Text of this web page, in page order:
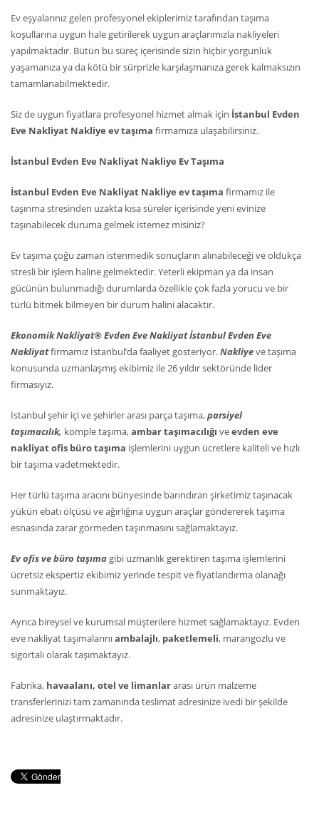
Ev eşyalarınız gelen profesyonel ekiplerimiz tarafından taşıma
koşullarına uygun hale getirilerek uygun araçlarımızla nakliyeleri
yapılmaktadır. Bütün bu süreç içerisinde sizin hiçbir yorgunluk
yaşamanıza ya da kötü bir sürprizle karşılaşmanıza gerek kalmaksızın
tamamlanabilmektedir.
Siz de uygun fiyatlara profesyonel hizmet almak için İstanbul Evden
Eve Nakliyat Nakliye ev taşıma firmamıza ulaşabilirsiniz.
İstanbul Evden Eve Nakliyat Nakliye Ev Taşıma
İstanbul Evden Eve Nakliyat Nakliye ev taşıma firmamız ile
taşınma stresinden uzakta kısa süreler içerisinde yeni evinize
taşınabilecek duruma gelmek istemez misiniz?
Ev taşıma çoğu zaman istenmedik sonuçların alınabileceği ve oldukça
stresli bir işlem haline gelmektedir. Yeterli ekipman ya da insan
gücünün bulunmadığı durumlarda özellikle çok fazla yorucu ve bir
türlü bitmek bilmeyen bir durum halini alacaktır.
Ekonomik Nakliyat® Evden Eve Nakliyat İstanbul Evden Eve
Nakliyatfirmamız İstanbul’da faaliyet gösteriyor.Nakliyeve taşıma
konusunda uzmanlaşmış ekibimiz ile 26 yıldır sektöründe lider
firmasıyız.
İstanbul şehir içi ve şehirler arası parça taşıma,parsiyel
taşımacılık, komple taşıma,ambar taşımacılığı veevden eve
nakliyat ofis büro taşıma işlemlerini uygun ücretlere kaliteli ve hızlı
bir taşıma vadetmektedir.
Her türlü taşıma aracını bünyesinde barındıran şirketimiz taşınacak
yükün ebatı ölçüsü ve ağırlığına uygun araçlar göndererek taşıma
esnasında zarar görmeden taşınmasını sağlamaktayız.
Ev ofis ve büro taşıma gibi uzmanlık gerektiren taşıma işlemlerini
ücretsiz ekspertiz ekibimiz yerinde tespit ve fiyatlandırma olanağı
sunmaktayız.
Ayrıca bireysel ve kurumsal müşterilere hizmet sağlamaktayız. Evden
eve nakliyat taşımalarınıambalajlı, paketlemeli, marangozlu ve
sigortalı olarak taşımaktayız.
Fabrika, havaalanı, otel ve limanlararası ürün malzeme
transferlerinizi tam zamanında teslimat adresinize ivedi bir şekilde
adresinize ulaştırmaktadır.